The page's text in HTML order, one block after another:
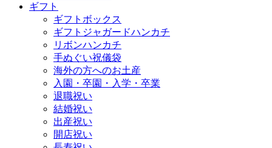
ギフト
ギフトボックス
ギフトジャガードハンカチ
リボンハンカチ
手ぬぐい祝儀袋
海外の方へのお土産
入園・卒園・入学・卒業
退職祝い
結婚祝い
出産祝い
開店祝い